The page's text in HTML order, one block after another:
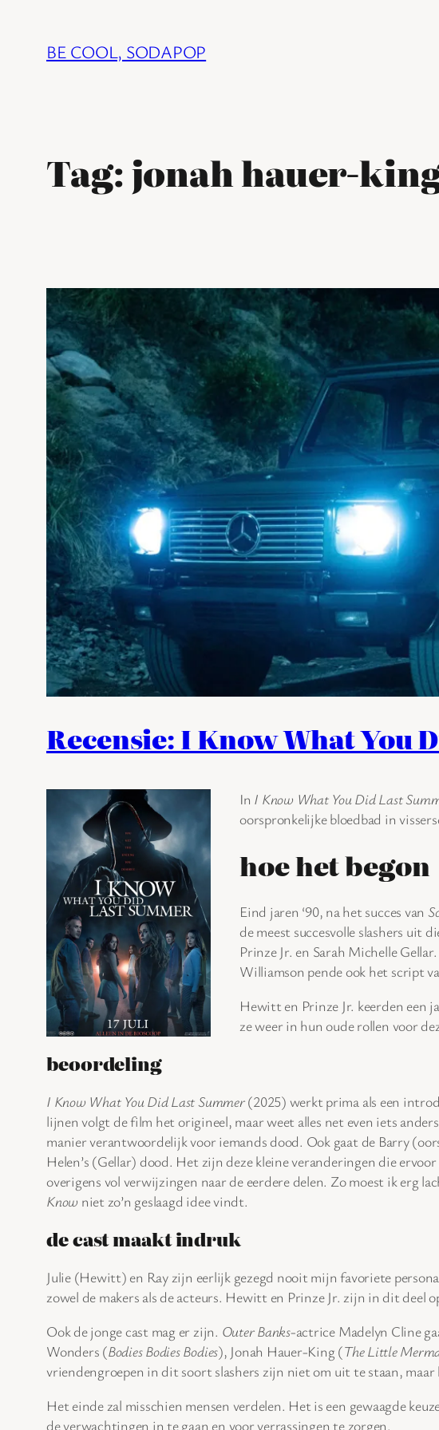
BE COOL, SODAPOP
Tag:jonah hauer-
Recensie: I Know What You
In I Know What You Did Last
oorspronkelijke bloedbad in
hoe het begon
Eind jaren ‘90, na het succes van
de meest succesvolle slashers uit
Prinze Jr. en Sarah Michelle
Williamson pende ook het script
Hewitt en Prinze Jr. keerden een
ze weer in hun oude rollen voor
beoordeling
I Know What You Did Last Summer(2025) werkt prima als een
lijnen volgt de film het origineel, maar weet alles net even iets
manier verantwoordelijk voor iemands dood. Ook gaat de Barry
Helen’s (Gellar) dood. Het zijn deze kleine veranderingen die
overigens vol verwijzingen naar de eerdere delen. Zo moest ik erg
Know niet zo’n geslaagd idee vindt.
de cast maakt indruk
Julie (Hewitt) en Ray zijn eerlijk gezegd nooit mijn favoriete
zowel de makers als de acteurs. Hewitt en Prinze Jr. zijn in dit deel
Ook de jonge cast mag er zijn. Outer Banks-actrice Madelyn Cline
Wonders (Bodies Bodies Bodies), Jonah Hauer-King (The Little
vriendengroepen in dit soort slashers zijn niet om uit te staan,
Het einde zal misschien mensen verdelen. Het is een gewaagde
de verwachtingen in te gaan en voor verrassingen te zorgen.